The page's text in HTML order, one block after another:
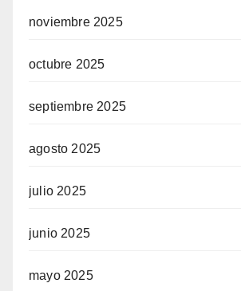
noviembre 2025
octubre 2025
septiembre 2025
agosto 2025
julio 2025
junio 2025
mayo 2025